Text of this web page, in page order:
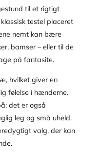
til et rigtigt
testel placeret
nemt kan bære
bamser – eller til de
på fantasite.
hvilket giver en
følelse i hænderne.
det er også
leg og små uheld.
valg, der kan